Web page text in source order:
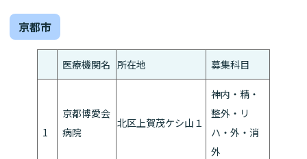
京都市
医療機関名 所在地 募集科目
1
京都博愛会
病院
北区上賀茂ケシ山１
神内・精・
整外・リ
ハ・外・消
外